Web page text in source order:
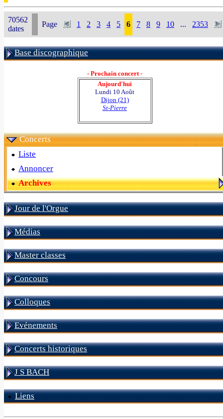
70562
dates
Page 1 2 3 4 5 6 7 8 9 10 ... 2353
Base discographique
- Prochain concert -
Aujourd'hui
Lundi 10 Août
Dijon (21)
St-Pierre
Concerts
Liste
Annoncer
Archives
Jour de l'Orgue
Médias
Master classes
Concours
Colloques
Evénements
Concerts historiques
J S BACH
Liens